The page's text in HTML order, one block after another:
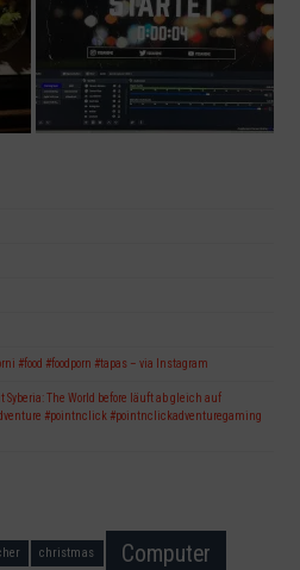
#food #foodporn #tapas – via Instagram
The World before läuft ab gleich auf
#pointnclick #pointnclickadventuregaming
christmas Computer